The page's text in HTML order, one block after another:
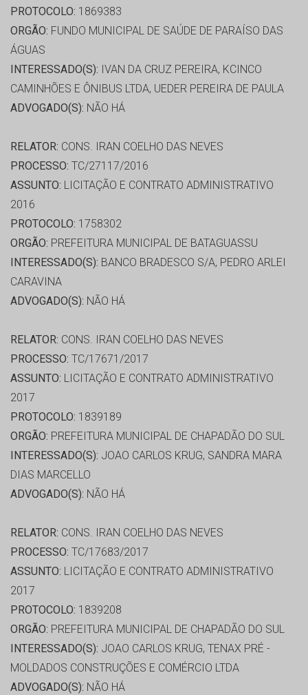
PROTOCOLO: 1869383
ORGÃO: FUNDO MUNICIPAL DE SAÚDE DE PARAÍSO DAS
ÁGUAS
INTERESSADO(S): IVAN DA CRUZ PEREIRA, KCINCO
CAMINHÕES E ÔNIBUS LTDA, UEDER PEREIRA DE PAULA
ADVOGADO(S): NÃO HÁ
RELATOR: CONS. IRAN COELHO DAS NEVES
PROCESSO: TC/27117/2016
ASSUNTO: LICITAÇÃO E CONTRATO ADMINISTRATIVO
2016
PROTOCOLO: 1758302
ORGÃO: PREFEITURA MUNICIPAL DE BATAGUASSU
INTERESSADO(S): BANCO BRADESCO S/A, PEDRO ARLEI
CARAVINA
ADVOGADO(S): NÃO HÁ
RELATOR: CONS. IRAN COELHO DAS NEVES
PROCESSO: TC/17671/2017
ASSUNTO: LICITAÇÃO E CONTRATO ADMINISTRATIVO
2017
PROTOCOLO: 1839189
ORGÃO: PREFEITURA MUNICIPAL DE CHAPADÃO DO SUL
INTERESSADO(S): JOAO CARLOS KRUG, SANDRA MARA
DIAS MARCELLO
ADVOGADO(S): NÃO HÁ
RELATOR: CONS. IRAN COELHO DAS NEVES
PROCESSO: TC/17683/2017
ASSUNTO: LICITAÇÃO E CONTRATO ADMINISTRATIVO
2017
PROTOCOLO: 1839208
ORGÃO: PREFEITURA MUNICIPAL DE CHAPADÃO DO SUL
INTERESSADO(S): JOAO CARLOS KRUG, TENAX PRÉ -
MOLDADOS CONSTRUÇÕES E COMÉRCIO LTDA
ADVOGADO(S): NÃO HÁ